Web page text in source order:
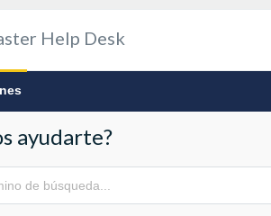
Help Desk
ayudarte?